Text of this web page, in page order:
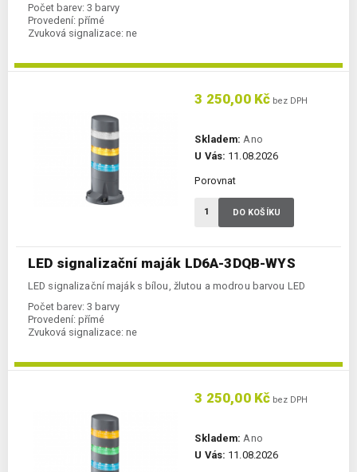
Počet barev: 3 barvy
Provedení: přímé
Zvuková signalizace: ne
LED signalizační maják LD6A-3DQB-WYS
LED signalizační maják s bílou, žlutou a modrou barvou LED
Počet barev: 3 barvy
Provedení: přímé
Zvuková signalizace: ne
3 250,00 Kč bez DPH
Skladem: Ano
U Vás: 11.08.2026
Porovnat
DO KOŠÍKU
3 250,00 Kč bez DPH
Skladem: Ano
U Vás: 11.08.2026